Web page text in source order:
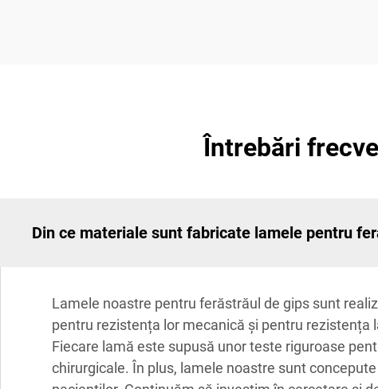
Întrebări
Din ce materiale sunt fabricate lamele pentru
Lamele noastre pentru ferăstrăul de gips sunt
pentru rezistența lor mecanică și pentru
Fiecare lamă este supusă unor teste riguroase
chirurgicale. În plus, lamele noastre sunt